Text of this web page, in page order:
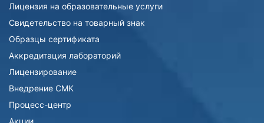
Лицензия на образовательные услуги
Свидетельство на товарный знак
Образцы сертификата
Аккредитация лабораторий
Лицензирование
Внедрение СМК
Процесс-центр
Акции